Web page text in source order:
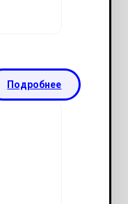
Подробнее